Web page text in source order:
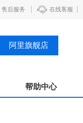
售后服务 在线客服
阿里旗舰店
帮助中心